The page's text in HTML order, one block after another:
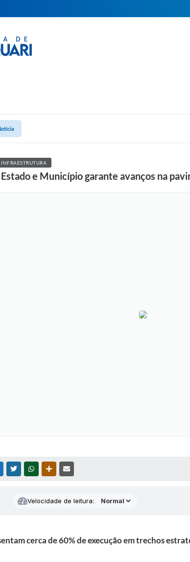
INFRAESTRUTURA
e Município garante avanços na
MESSENGER
TWITTERWHATSAPPOUTRAS MÍDIAS
Velocidade de leitura:
cerca de 60% de execução em trechos